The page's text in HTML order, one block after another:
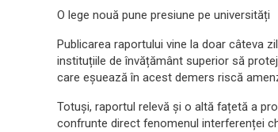
O lege nouă pune presiune pe universități
Publicarea raportului vine la doar câteva
instituțiile de învățământ superior să
care eșuează în acest demers riscă
Totuși, raportul relevă și o altă fațetă a
confrunte direct fenomenul interferenței